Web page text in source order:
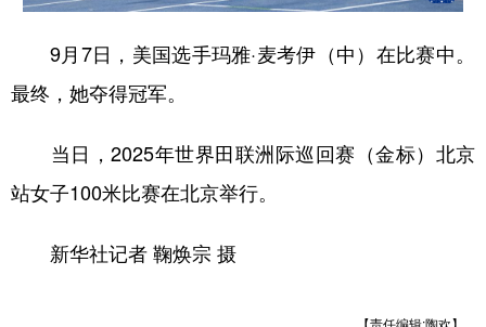
多语种频道
English Español Français عربى
Русский язык
Deutsch Português
9月7日，美国选手玛雅·麦考伊（中）在比赛中。
最终，她夺得冠军。
当日，2025年世界田联洲际巡回赛（金标）北京
站女子100米比赛在北京举行。
新华社记者 鞠焕宗 摄